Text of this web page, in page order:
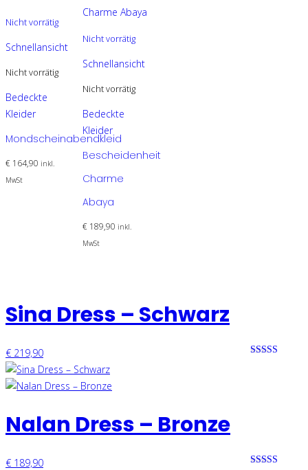
Nicht vorrätig
Schnellansicht
Nicht vorrätig
Bedeckte
Kleider
Mondscheinabendkleid
€ 164,90 inkl.
MwSt
Nicht vorrätig
Schnellansicht
Nicht vorrätig
Bedeckte
Kleider
Bescheidenheit
Charme
Abaya
€189,90 inkl.
MwSt
Sina Dress – Schwarz
€ 219,90
Nalan Dress – Bronze
€ 189,90